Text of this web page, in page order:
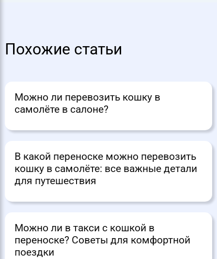
Похожие статьи
Можно ли перевозить кошку в
самолёте в салоне?
В какой переноске можно перевозить
кошку в самолёте: все важные детали
для путешествия
Можно ли в такси с кошкой в
переноске? Советы для комфортной
поездки